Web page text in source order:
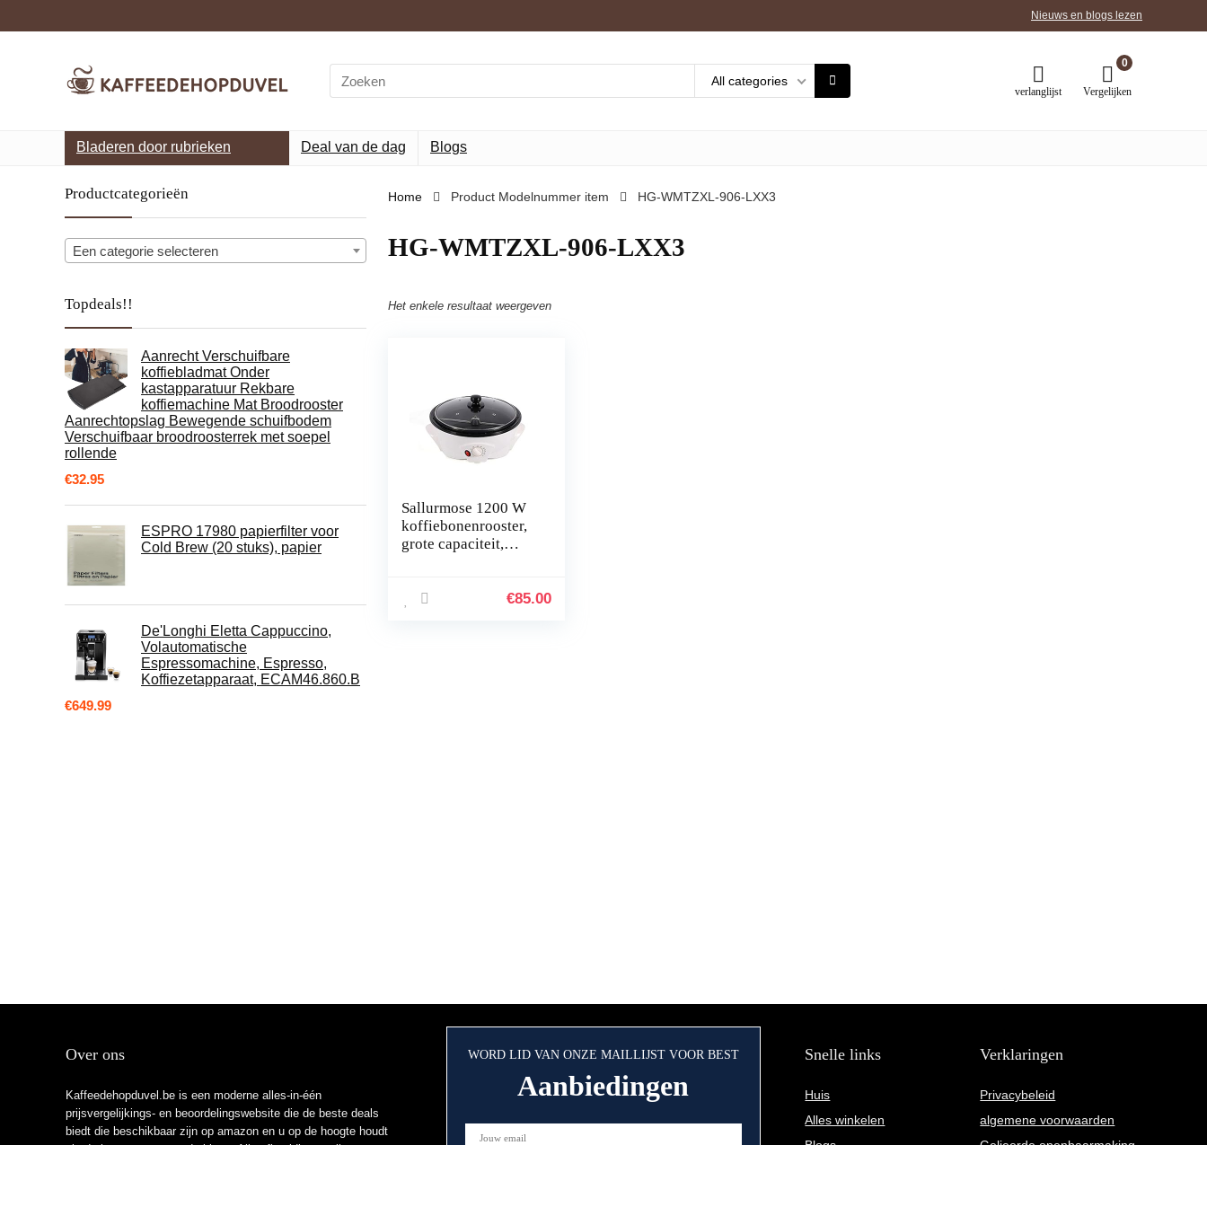
Nieuws en blogs lezen
Search
for:
All categories
verlanglijst
0
Vergelijken
Bladeren door rubrieken Deal van de dag Blogs
Productcategorieën
Een categorie selecteren
Topdeals!!
Aanrecht Verschuifbare
koffiebladmat Onder
kastapparatuur Rekbare
koffiemachine Mat Broodrooster
Aanrechtopslag Bewegende schuifbodem
Verschuifbaar broodroosterrek met soepel
rollende
€32.95
ESPRO 17980 papierfilter voor
Cold Brew (20 stuks), papier
De'Longhi Eletta Cappuccino,
Volautomatische
Espressomachine, Espresso,
Koffiezetapparaat, ECAM46.860.B
€649.99
Home Product Modelnummer item ‎HG-WMTZXL-906-LXX3
‎HG-WMTZXL-906-LXX3
Het enkele resultaat weergeven
Sallurmose 1200 W
koffiebonenrooster,
grote capaciteit,
machine temperatuur
€85.00
Over ons
Kaffeedehopduvel.be is een moderne alles-in-één
prijsvergelijkings- en beoordelingswebsite die de beste deals
biedt die beschikbaar zijn op amazon en u op de hoogte houdt
via de laatst toegevoegde blogs. Alle afbeeldingen zijn
WORD LID VAN ONZE MAILLIJST VOOR BEST
Aanbiedingen
Snelle links
Huis
Alles winkelen
Blogs
Verklaringen
Privacybeleid
algemene voorwaarden
Gelieerde openbaarmaking